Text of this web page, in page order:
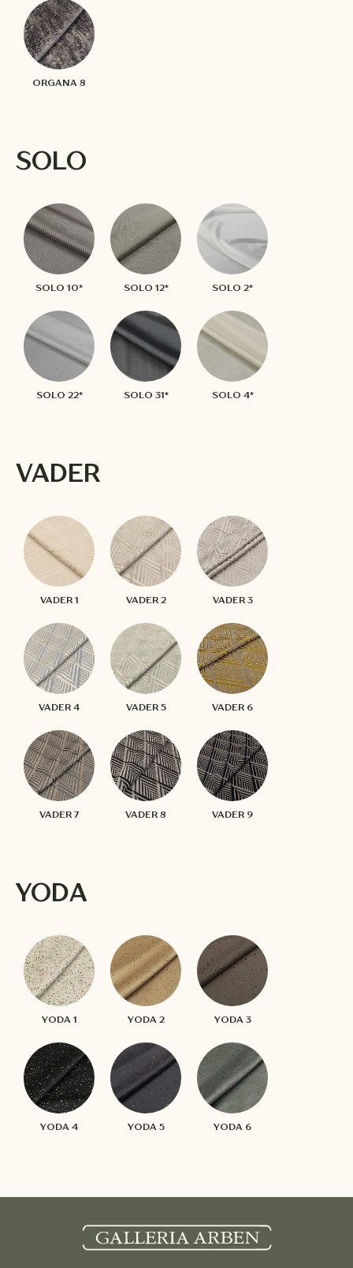
ORGANA 8
SOLO
SOLO 10* SOLO 12* SOLO 2*
SOLO 22* SOLO 31* SOLO 4*
VADER
VADER 1 VADER 2 VADER 3
VADER 4 VADER 5 VADER 6
VADER 7 VADER 8 VADER 9
YODA
YODA 1 YODA 2 YODA 3
YODA 4 YODA 5 YODA 6